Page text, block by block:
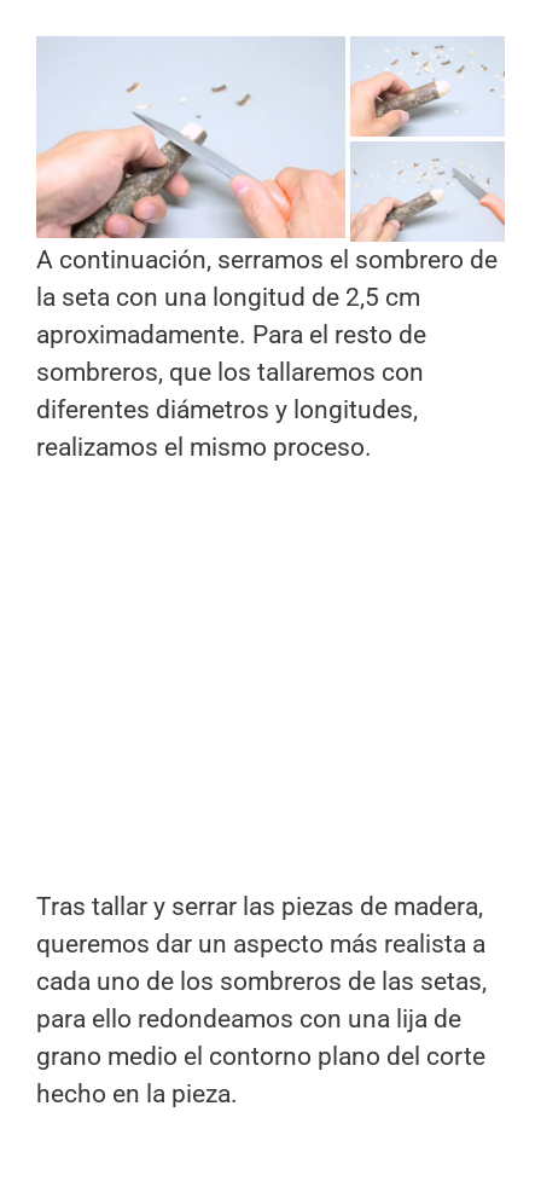
A continuación, serramos el sombrero de
la seta con una longitud de 2,5 cm
aproximadamente. Para el resto de
sombreros, que los tallaremos con
diferentes diámetros y longitudes,
realizamos el mismo proceso.
Tras tallar y serrar las piezas de madera,
queremos dar un aspecto más realista a
cada uno de los sombreros de las setas,
para ello redondeamos con una lija de
grano medio el contorno plano del corte
hecho en la pieza.